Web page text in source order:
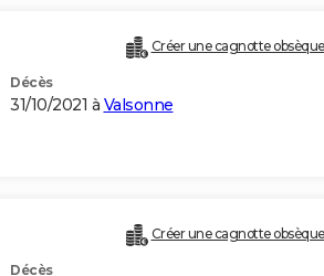
Créer une cagnotte
Décès
31/10/2021 à Valsonne
Créer une cagnotte
Décès